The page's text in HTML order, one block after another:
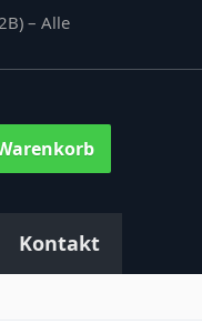
– Alle
Kontakt